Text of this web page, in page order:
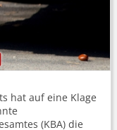
hat auf eine Klage
(KBA) die